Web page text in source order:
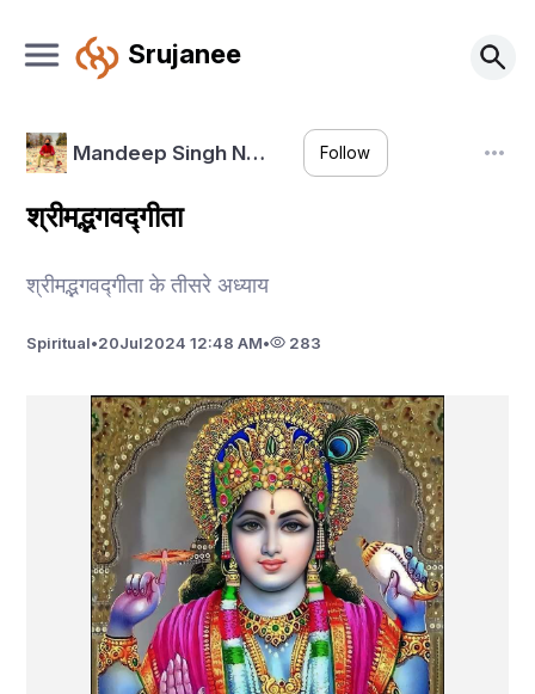
Srujanee
Mandeep Singh N… Follow
श्रीमद्भगवद्गीता
श्रीमद्भगवद्गीता के तीसरे अध्याय
Spiritual•20Jul2024 12:48 AM• 283